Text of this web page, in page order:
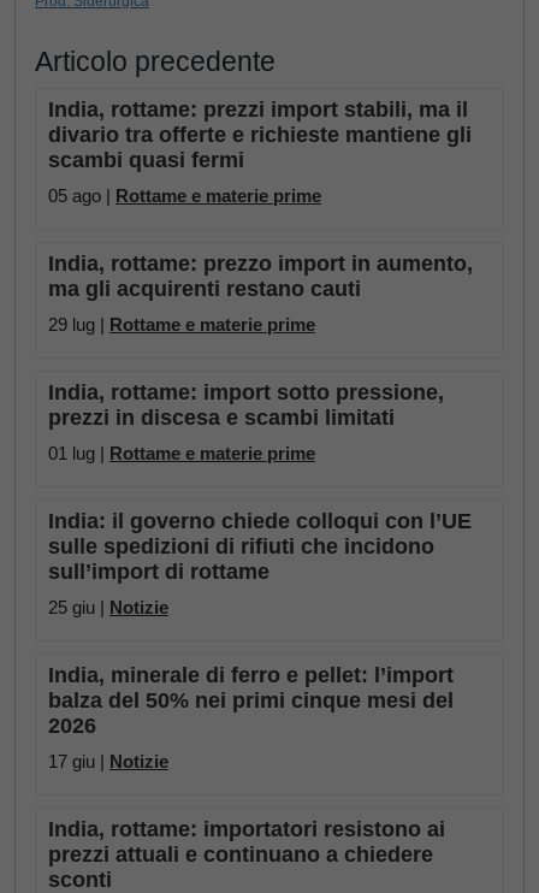
Articolo precedente
India, rottame: prezzi import stabili, ma il
divario tra offerte e richieste mantiene gli
scambi quasi fermi
05 ago | Rottame e materie prime
India, rottame: prezzo import in aumento,
ma gli acquirenti restano cauti
29 lug | Rottame e materie prime
India, rottame: import sotto pressione,
prezzi in discesa e scambi limitati
01 lug | Rottame e materie prime
India: il governo chiede colloqui con l’UE
sulle spedizioni di rifiuti che incidono
sull’import di rottame
25 giu | Notizie
India, minerale di ferro e pellet: l’import
balza del 50% nei primi cinque mesi del
2026
17 giu | Notizie
India, rottame: importatori resistono ai
prezzi attuali e continuano a chiedere
sconti